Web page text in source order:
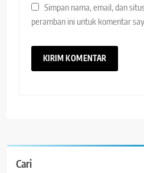
Simpan nama, email, dan
peramban ini untuk komentar
Cari